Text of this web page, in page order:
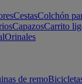
CestasColchón
CapazosCarrito
Orinales
de remo